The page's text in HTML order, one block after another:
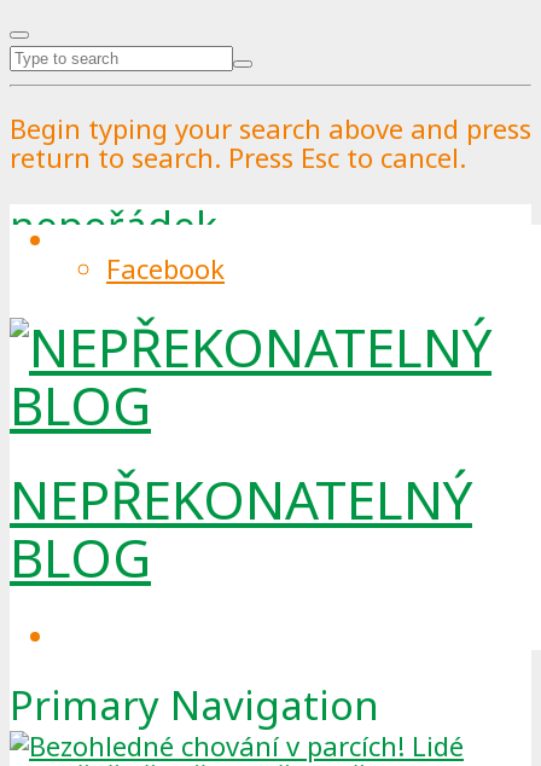
Begin typing your search above and press
return to search. Press Esc to cancel.
Facebook
NEPŘEKONATELNÝ
BLOG
Primary Navigation
nepořádek